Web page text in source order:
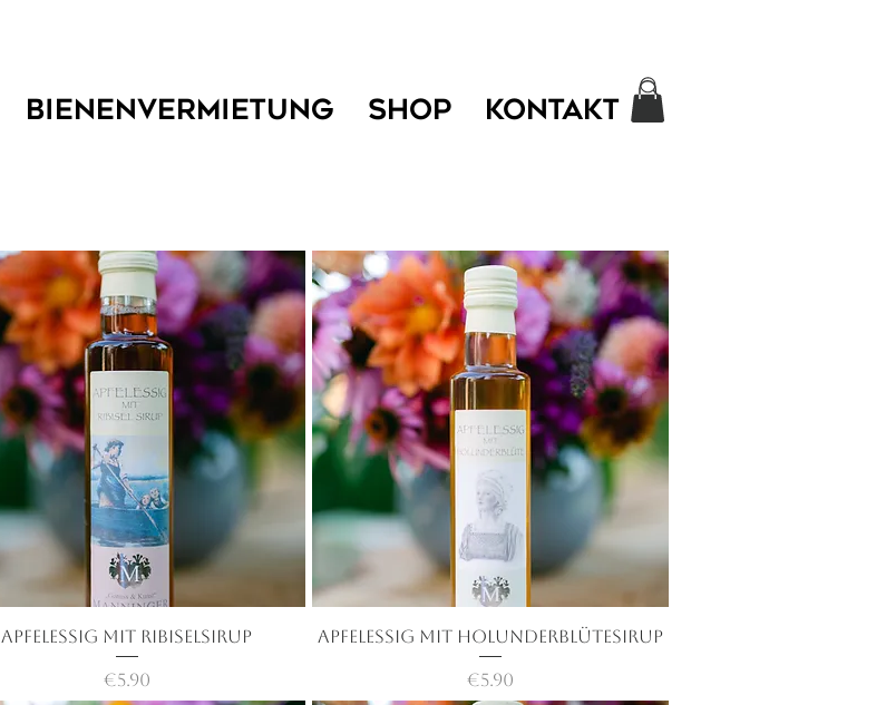
BIENENVERMIETUNG SHOP KONTAKT
快速瀏覽
Apfelessig mit Ribiselsirup
價格
€5.90
快速瀏覽
Apfelessig mit Holunderblütesirup
價格
€5.90